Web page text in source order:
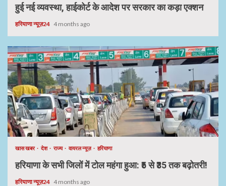
हुई नई व्यवस्था, हाईकोर्ट के आदेश पर सरकार का कड़ा एक्शन
हरियाणा न्यूज़24 4 months ago
खास खबर देश राज्य वायरल न्यूज़ हरियाणा
हरियाणा के सभी जिलों में टोल महंगा हुआ: ₹5 से ₹35 तक बढ़ोतरी!
हरियाणा न्यूज़24 4 months ago